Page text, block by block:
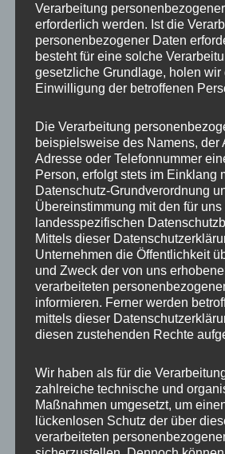
weist
mehrere
Varianten
auf.
Die
können
auf
der
Produktseite
gewählt
werden
Handykette Just Mix
DUO Case
36,90€
35,00
Dieses
Produkt
weist
mehrere
Varianten
Die
Optionen
können
auf
Handykette JUST MIX
GREY & COOKIE inkl.
DUO Case
GREY
DUO
Verarbeitung
erforderlich werden. Ist die
personenbezogener Daten
besteht für eine solche
gesetzliche Grundlage, holen wir
Einwilligung der betroffenen
Die Verarbeitung
beispielsweise des Namens, der
Adresse oder Telefonnummer
Person, erfolgt stets im Einklang
Datenschutz-Grundverordnung
Übereinstimmung mit den für
landesspezifischen
Mittels dieser
Unternehmen die Öffentlichkeit
und Zweck der von uns
verarbeiteten
informieren. Ferner werden
mittels dieser
diesen zustehenden Rechte
Wir haben als für die
zahlreiche technische und
Maßnahmen umgesetzt, um
lückenlosen Schutz der über
verarbeiteten